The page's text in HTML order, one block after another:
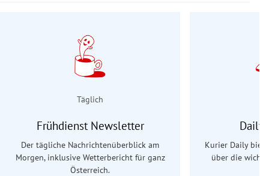
Täglich
Frühdienst Newsletter
Der tägliche Nachrichtenüberblick am
Morgen, inklusive Wetterbericht für ganz
Österreich.
Daily
Kurier Daily
über die